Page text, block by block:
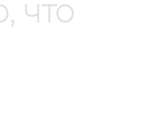
что